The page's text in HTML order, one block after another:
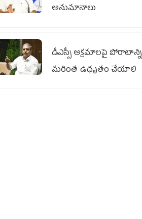
అనుమానాలు
డీఎస్సీ అక్రమాలపై పోరాటాన్ని
మరింత ఉధృతం చేయాలి